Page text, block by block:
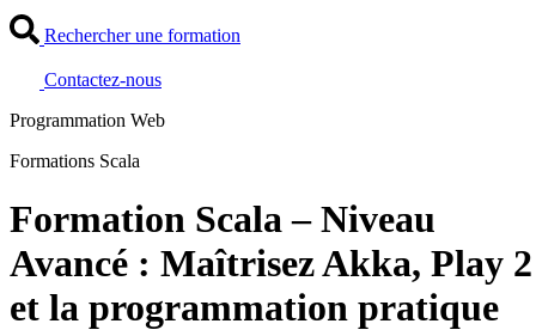
Rechercher une formation
Contactez-nous
Programmation Web
Formations Scala
Formation Scala – Niveau
Avancé : Maîtrisez Akka, Play 2
et la programmation pratique